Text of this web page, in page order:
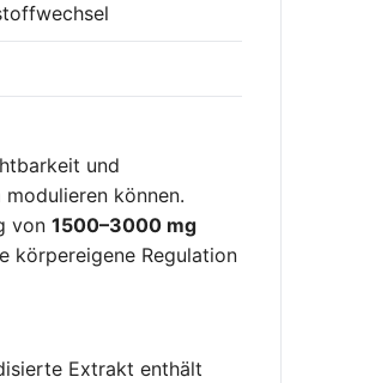
und
können.
von 1500–3000 mg
körpereigene Regulation
Extrakt enthält